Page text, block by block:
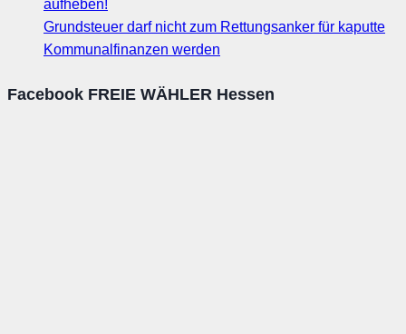
aufheben!
Grundsteuer darf nicht zum Rettungsanker für kaputte
Kommunalfinanzen werden
Facebook FREIE WÄHLER Hessen